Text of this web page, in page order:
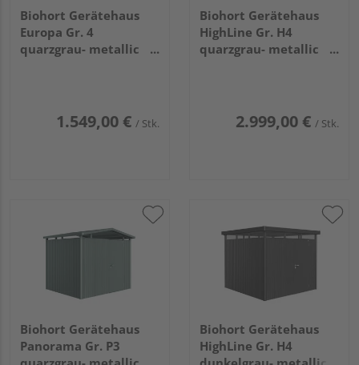
Biohort Gerätehaus
Europa Gr. 4
quarzgrau- metallic
1.549,00 € / Stk.
Biohort Gerätehaus
HighLine Gr. H4
quarzgrau- metallic
2.999,00 € / Stk.
Biohort Gerätehaus
Panorama Gr. P3
Biohort Gerätehaus
HighLine Gr. H4